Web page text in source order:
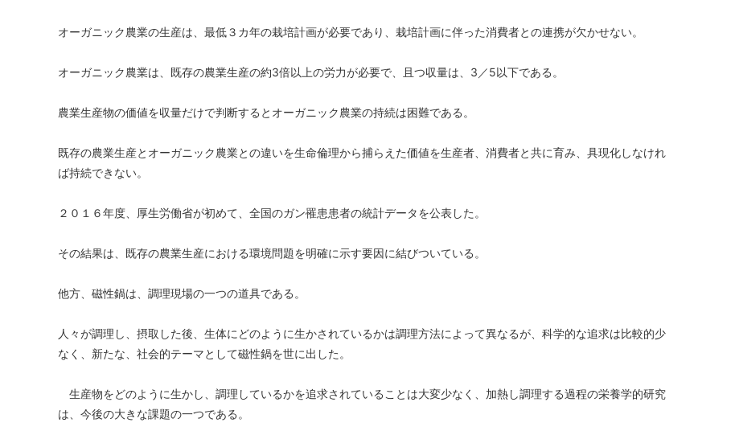
オーガニック農業の生産は、最低３カ年の栽培計画が必要であり、栽培計画に伴った消費者との連携が欠かせない。
オーガニック農業は、既存の農業生産の約3倍以上の労力が必要で、且つ収量は、3／5以下である。
農業生産物の価値を収量だけで判断するとオーガニック農業の持続は困難である。
既存の農業生産とオーガニック農業との違いを生命倫理から捕らえた価値を生産者、消費者と共に育み、具現化しなけれ
ば持続できない。
２０１６年度、厚生労働省が初めて、全国のガン罹患患者の統計データを公表した。
その結果は、既存の農業生産における環境問題を明確に示す要因に結びついている。
他方、磁性鍋は、調理現場の一つの道具である。
人々が調理し、摂取した後、生体にどのように生かされているかは調理方法によって異なるが、科学的な追求は比較的少
なく、新たな、社会的テーマとして磁性鍋を世に出した。
生産物をどのように生かし、調理しているかを追求されていることは大変少なく、加熱し調理する過程の栄養学的研究
は、今後の大きな課題の一つである。